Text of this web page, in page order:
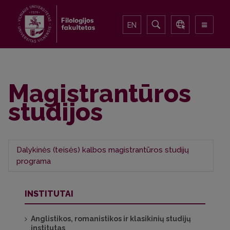
EN
Magistrantūros
studijos
Dalykinės (teisės) kalbos magistrantūros studijų
programa
Apie programą
(peržiūrėti studijų planą)
INSTITUTAI
Anglistikos, romanistikos ir klasikinių studijų
institutas